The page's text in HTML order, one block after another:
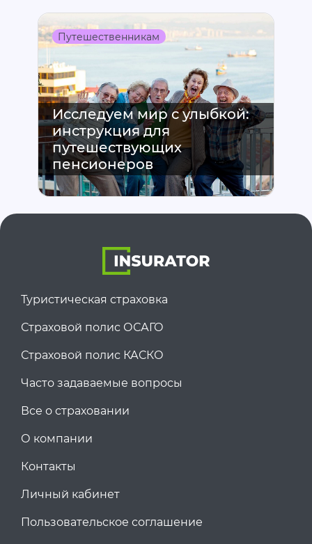
Путешественникам
Исследуем мир с улыбкой:
инструкция для
путешествующих
пенсионеров
Туристическая страховка
Страховой полис ОСАГО
Страховой полис КАСКО
Часто задаваемые вопросы
Все о страховании
О компании
Контакты
Личный кабинет
Пользовательское соглашение